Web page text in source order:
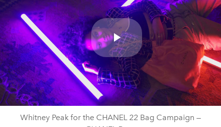
Play
Video
Whitney Peak for the CHANEL 22 Bag Campaign —